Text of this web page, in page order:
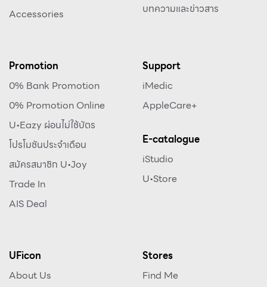
Accessories
บทความและข่าวสาร
Promotion
0% Bank Promotion
0% Promotion Online
U•Eazy ผ่อนไม่ใช้บัตร
โปรโมชันประจำเดือน
สมัครสมาชิก U•Joy
Trade In
AIS Deal
Support
iMedic
AppleCare+
E-catalogue
iStudio
U•Store
UFicon
About Us
Stores
Find Me